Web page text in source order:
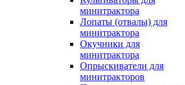
минитрактора
Лопаты (отвалы) для
минитрактора
Окучники для
минитрактора
Опрыскиватели для
минитракторов